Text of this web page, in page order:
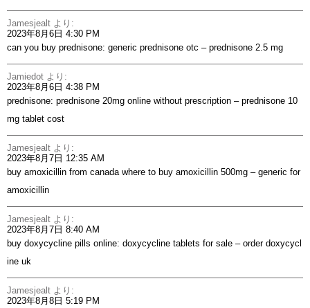
Jamesjealt より:
2023年8月6日 4:30 PM
can you buy prednisone: generic prednisone otc – prednisone 2.5 mg
Jamiedot より:
2023年8月6日 4:38 PM
prednisone: prednisone 20mg online without prescription – prednisone 10
mg tablet cost
Jamesjealt より:
2023年8月7日 12:35 AM
buy amoxicillin from canada where to buy amoxicillin 500mg – generic for
amoxicillin
Jamesjealt より:
2023年8月7日 8:40 AM
buy doxycycline pills online: doxycycline tablets for sale – order doxycycl
ine uk
Jamesjealt より:
2023年8月8日 5:19 PM